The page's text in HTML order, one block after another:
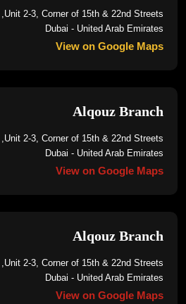
Unit 2-3, Corner of 15th & 22nd Streets,
Dubai - United Arab Emirates
View on Google Maps
Alqouz Branch
Unit 2-3, Corner of 15th & 22nd Streets,
Dubai - United Arab Emirates
View on Google Maps
Alqouz Branch
Unit 2-3, Corner of 15th & 22nd Streets,
Dubai - United Arab Emirates
View on Google Maps